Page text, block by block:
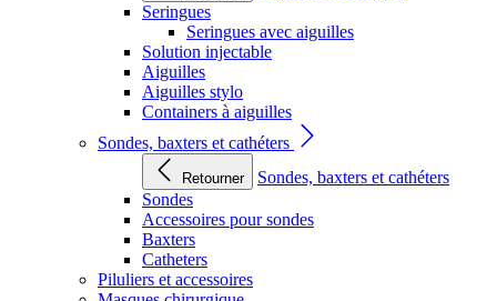
Seringues
Seringues avec aiguilles
Solution injectable
Aiguilles
Aiguilles stylo
Containers à aiguilles
Sondes, baxters et cathéters
Retourner
Sondes, baxters et cathéters
Sondes
Accessoires pour sondes
Baxters
Catheters
Piluliers et accessoires